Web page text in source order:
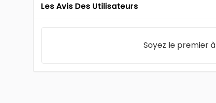
Les Avis Des Utilisateurs
Soyez le premier à